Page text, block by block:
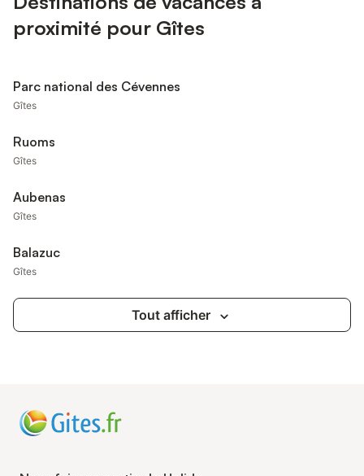
proximité pour Gîtes
Parc national des Cévennes
Gîtes
Ruoms
Gîtes
Aubenas
Gîtes
Balazuc
Gîtes
Tout afficher